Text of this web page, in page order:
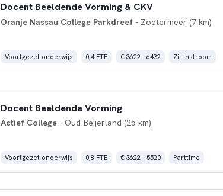
Docent Beeldende Vorming & CKV
Oranje Nassau College Parkdreef - Zoetermeer (7 km)
Voortgezet onderwijs 0,4 FTE € 3622 - 6432 Zij-instroom
Docent Beeldende Vorming
Actief College- Oud-Beijerland (25 km)
Voortgezet onderwijs 0,8 FTE € 3622 - 5520 Parttime